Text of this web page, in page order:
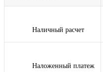
Наличный расчет
Наложенный платеж